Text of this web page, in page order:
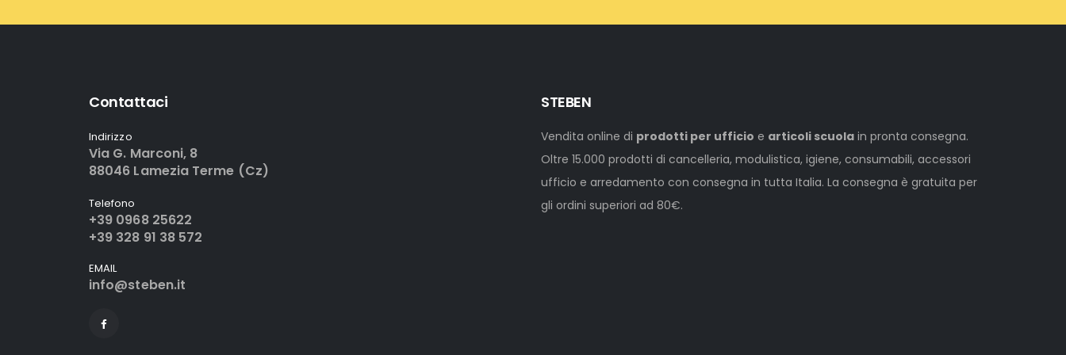
Contattaci
Indirizzo
Via G. Marconi, 8
88046 Lamezia Terme (Cz)
Telefono
+39 0968 25622
+39 328 91 38 572
EMAIL
info@steben.it
STEBEN
Vendita online di prodotti per ufficio e articoli scuola in pronta consegna.
Oltre 15.000 prodotti di cancelleria, modulistica, igiene, consumabili, accessori
ufficio e arredamento con consegna in tutta Italia. La consegna è gratuita per
gli ordini superiori ad 80€.